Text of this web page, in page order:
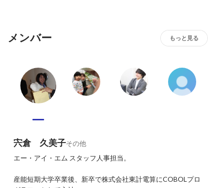
メンバー もっと見る
宍倉 久美子その他
エー・アイ・エム スタッフ人事担当。
産能短期大学卒業後、新卒で株式会社東計電算にCOBOLプロ